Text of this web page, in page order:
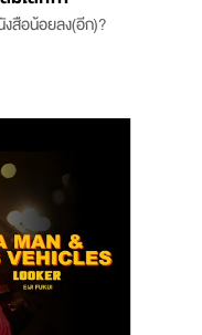
งสือน้อยลง(อีก)?